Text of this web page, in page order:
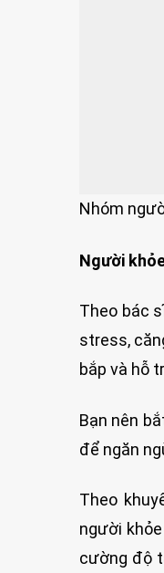
Nhóm
Người
Theo bác
stress,
bắp và hỗ
Bạn nên
để ngăn
Theo
người
cường độ